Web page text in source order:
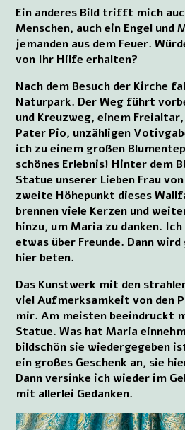
Ein anderes Bild trifft mich
Menschen, auch ein Engel
jemanden aus dem Feuer.
von Ihr Hilfe erhalten?
Nach dem Besuch der Kirche
Naturpark. Der Weg führt
und Kreuzweg, einem
Pater Pio, unzähligen
ich zu einem großen
schönes Erlebnis! Hinter dem
Statue unserer Lieben Frau
zweite Höhepunkt dieses
brennen viele Kerzen und
hinzu, um Maria zu danken.
etwas über Freunde. Dann
hier beten.
Das Kunstwerk mit den
viel Aufmerksamkeit von den
mir. Am meisten beeindruckt
Statue. Was hat Maria
bildschön sie wiedergegeben
ein großes Geschenk an, sie
Dann versinke ich wieder im
mit allerlei Gedanken.